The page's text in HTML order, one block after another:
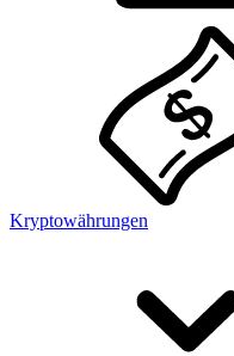
Kryptowährungen